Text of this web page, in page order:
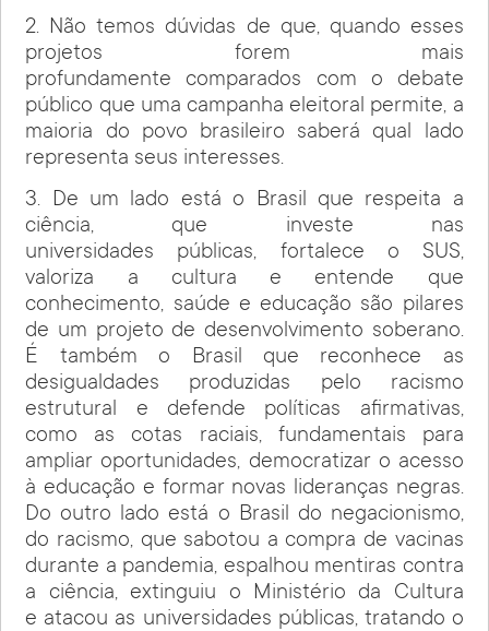
2. Não temos dúvidas de que, quando esses
projetos forem mais
profundamente comparados com o debate
público que uma campanha eleitoral permite, a
maioria do povo brasileiro saberá qual lado
representa seus interesses.
3. De um lado está o Brasil que respeita a
ciência, que investe nas
universidades públicas, fortalece o SUS,
valoriza a cultura e entende que
conhecimento, saúde e educação são pilares
de um projeto de desenvolvimento soberano.
É também o Brasil que reconhece as
desigualdades produzidas pelo racismo
estrutural e defende políticas afirmativas,
como as cotas raciais, fundamentais para
ampliar oportunidades, democratizar o acesso
à educação e formar novas lideranças negras.
Do outro lado está o Brasil do negacionismo,
do racismo, que sabotou a compra de vacinas
durante a pandemia, espalhou mentiras contra
a ciência, extinguiu o Ministério da Cultura
e atacou as universidades públicas, tratando o